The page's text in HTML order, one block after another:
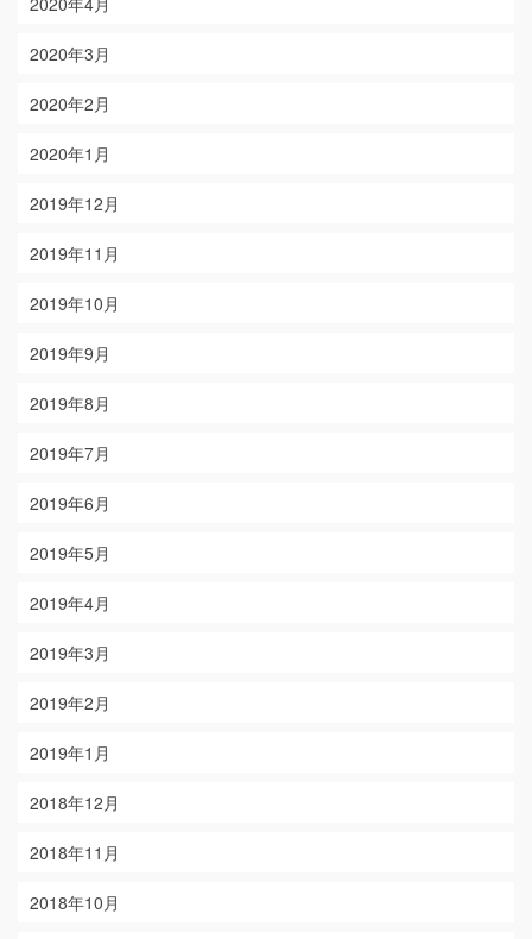
2020年3月
2020年2月
2020年1月
2019年12月
2019年11月
2019年10月
2019年9月
2019年8月
2019年7月
2019年6月
2019年5月
2019年4月
2019年3月
2019年2月
2019年1月
2018年12月
2018年11月
2018年10月